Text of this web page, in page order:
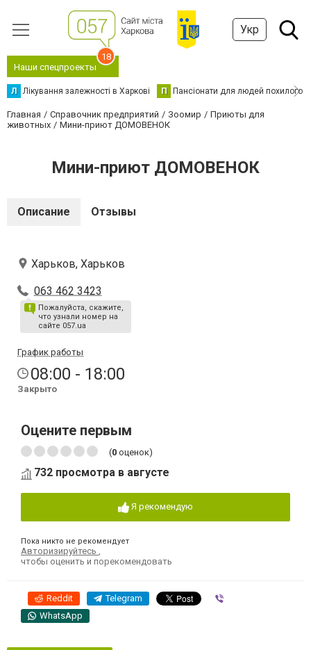
Укр
Наши спецпроекты
18
Л Лікування залежності в Харкові П Пансіонати для людей похилого
Главная Справочник предприятий Зоомир
Приюты для
животных
Мини-приют ДОМОВЕНОК
Мини-приют ДОМОВЕНОК
Описание Отзывы
Харьков, Харьков
063 462 3423
Пожалуйста, скажите,
что узнали номер на
сайте 057.ua
График работы
08:00 - 18:00
Закрыто
Оцените первым
(0 оценок)
732 просмотра в августе
Я рекомендую
Пока никто не рекомендует
Авторизируйтесь
чтобы оценить и порекомендовать
Reddit Telegram
WhatsApp